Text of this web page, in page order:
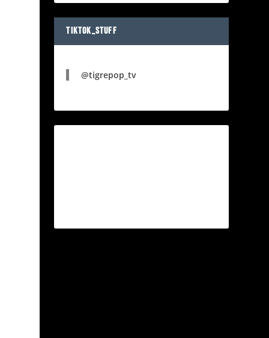
TIKTOK_STUFF
@tigrepop_tv